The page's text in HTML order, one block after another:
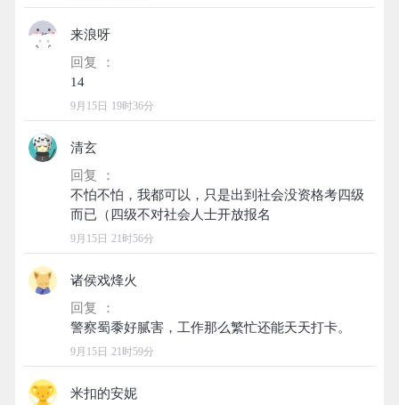
来浪呀
回复 ：
9月15日 19时36分
清玄
回复 ：
不怕不怕，我都可以，只是出到社会没资格考四级
9月15日 21时56分
诸侯戏烽火
回复 ：
9月15日 21时59分
米扣的安妮